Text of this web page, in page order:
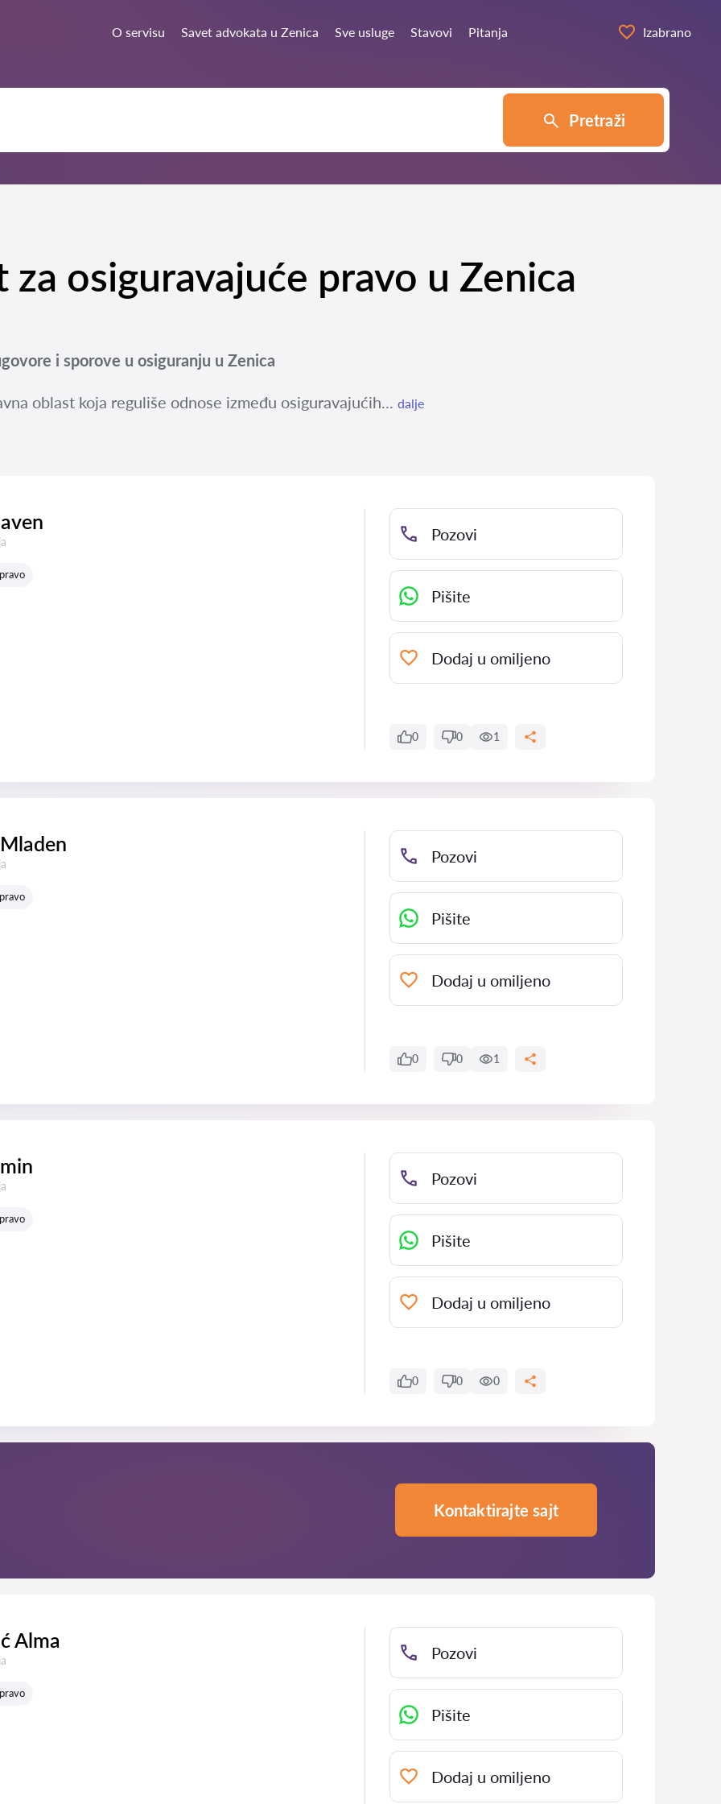
O servisu Savet advokata u Zenica Sve usluge Stavovi Pitanja Izabrano
Pretraži
osiguravajuće pravo u Zenica
i sporove u osiguranju u Zenica
oblast koja reguliše odnose između osiguravajućih... dalje
Pozovi
Pišite
Dodaj u omiljeno
0 0 1
Pozovi
Pišite
Dodaj u omiljeno
0 0 1
Pozovi
Pišite
Dodaj u omiljeno
0 0 0
Kontaktirajte sajt
Alma
Pozovi
Pišite
Dodaj u omiljeno